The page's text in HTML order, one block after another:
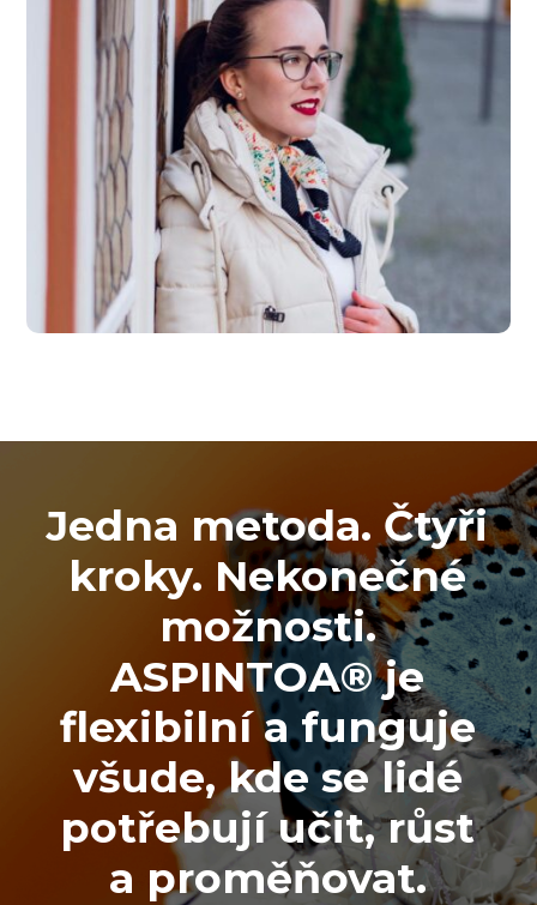
Jedna metoda. Čtyři
kroky. Nekonečné
možnosti.
ASPINTOA® je
flexibilní a funguje
všude, kde se lidé
potřebují učit, růst
a proměňovat.